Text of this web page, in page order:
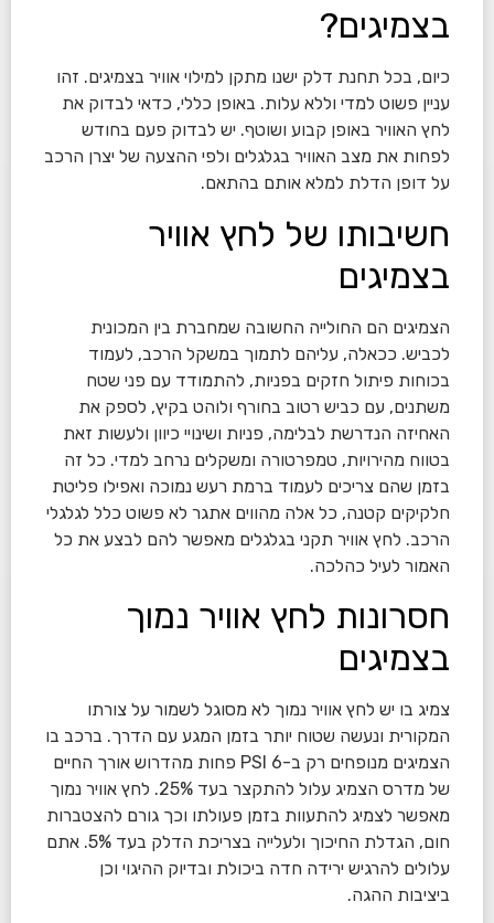
בצמיגים?
כיום, בכל תחנת דלק ישנו מתקן למילוי אוויר בצמיגים. זהו
עניין פשוט למדי וללא עלות. באופן כללי, כדאי לבדוק את
לחץ האוויר באופן קבוע ושוטף. יש לבדוק פעם בחודש
לפחות את מצב האוויר בגלגלים ולפי ההצעה של יצרן הרכב
על דופן הדלת למלא אותם בהתאם.
חשיבותו של לחץ אוויר
בצמיגים
הצמיגים הם החולייה החשובה שמחברת בין המכונית
לכביש. ככאלה, עליהם לתמוך במשקל הרכב, לעמוד
בכוחות פיתול חזקים בפניות, להתמודד עם פני שטח
משתנים, עם כביש רטוב בחורף ולוהט בקיץ, לספק את
האחיזה הנדרשת לבלימה, פניות ושינויי כיוון ולעשות זאת
בטווח מהירויות, טמפרטורה ומשקלים נרחב למדי. כל זה
בזמן שהם צריכים לעמוד ברמת רעש נמוכה ואפילו פליטת
חלקיקים קטנה, כל אלה מהווים אתגר לא פשוט כלל לגלגלי
הרכב. לחץ אוויר תקני בגלגלים מאפשר להם לבצע את כל
האמור לעיל כהלכה.
חסרונות לחץ אוויר נמוך
בצמיגים
צמיג בו יש לחץ אוויר נמוך לא מסוגל לשמור על צורתו
המקורית ונעשה שטוח יותר בזמן המגע עם הדרך. ברכב בו
הצמיגים מנופחים רק ב-6 PSI פחות מהדרוש אורך החיים
של מדרס הצמיג עלול להתקצר בעד 25%. לחץ אוויר נמוך
מאפשר לצמיג להתעוות בזמן פעולתו וכך גורם להצטברות
חום, הגדלת החיכוך ולעלייה בצריכת הדלק בעד 5%. אתם
עלולים להרגיש ירידה חדה ביכולת ובדיוק ההיגוי וכן
ביציבות ההגה.